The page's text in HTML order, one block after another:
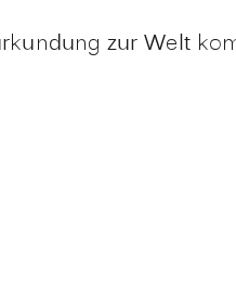
zur Welt